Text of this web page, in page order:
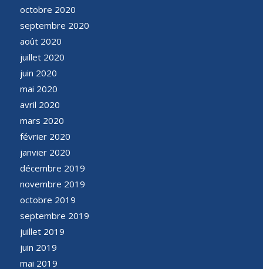
octobre 2020
septembre 2020
août 2020
juillet 2020
juin 2020
mai 2020
avril 2020
mars 2020
février 2020
janvier 2020
décembre 2019
novembre 2019
octobre 2019
septembre 2019
juillet 2019
juin 2019
mai 2019